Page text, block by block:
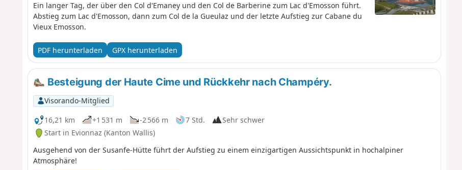
Ein langer Tag, der über den Col d'Emaney und den Col de Barberine zum Lac d'Emosson führt.
Abstieg zum Lac d'Emosson, dann zum Col de la Gueulaz und der letzte Aufstieg zur Cabane du
Vieux Emosson.
PDF herunterladen GPX herunterladen
Besteigung der Haute Cime und Rückkehr nach Champéry.
Visorando-Mitglied
16,21 km
+1 531 m -2 566 m 7 Std.
Sehr schwer
Start in Evionnaz (Kanton Wallis)
Ausgehend von der Susanfe-Hütte führt der Aufstieg zu einem einzigartigen Aussichtspunkt in hochalpiner
Atmosphäre!